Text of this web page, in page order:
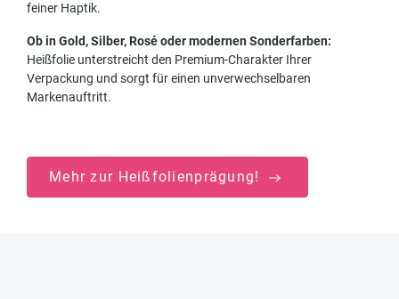
feiner Haptik.
Ob in Gold, Silber, Rosé oder modernen Sonderfarben:
Heißfolie unterstreicht den Premium-Charakter Ihrer
Verpackung und sorgt für einen unverwechselbaren
Markenauftritt.
Mehr zur Heißfolienprägung!